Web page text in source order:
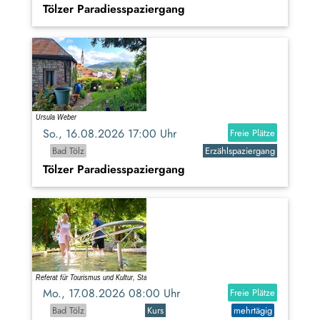
Tölzer Paradiesspaziergang
So., 16.08.2026 17:00 Uhr
Freie Plätze
Bad Tölz
Erzählspaziergang
Tölzer Paradiesspaziergang
Mo., 17.08.2026 08:00 Uhr
Freie Plätze
Bad Tölz
Kurs mehrtägig